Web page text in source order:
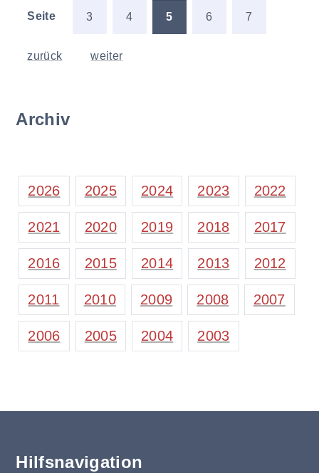
Seite 3 4 5 6 7
zurück weiter
Archiv
2026 2025 2024 2023 2022
2021 2020 2019 2018 2017
2016 2015 2014 2013 2012
2011 2010 2009 2008 2007
2006 2005 2004 2003
Hilfsnavigation